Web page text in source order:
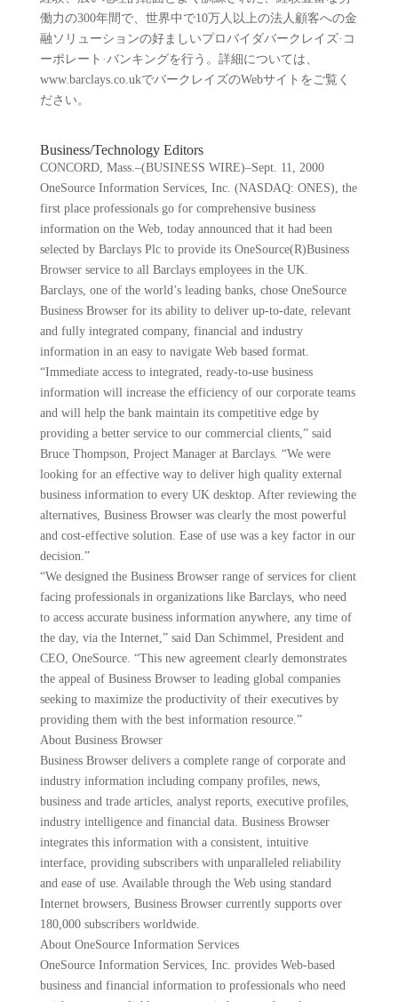
働力の300年間で、世界中で10万人以上の法人顧客への金
融ソリューションの好ましいプロバイダバークレイズ·コ
ーポレート·バンキングを行う。詳細については、
www.barclays.co.ukでバークレイズのWebサイトをご覧く
ださい。
Business/Technology Editors
CONCORD, Mass.–(BUSINESS WIRE)–Sept. 11, 2000
OneSource Information Services, Inc. (NASDAQ: ONES), the
first place professionals go for comprehensive business
information on the Web, today announced that it had been
selected by Barclays Plc to provide its OneSource(R)Business
Browser service to all Barclays employees in the UK.
Barclays, one of the world’s leading banks, chose OneSource
Business Browser for its ability to deliver up-to-date, relevant
and fully integrated company, financial and industry
information in an easy to navigate Web based format.
“Immediate access to integrated, ready-to-use business
information will increase the efficiency of our corporate teams
and will help the bank maintain its competitive edge by
providing a better service to our commercial clients,” said
Bruce Thompson, Project Manager at Barclays. “We were
looking for an effective way to deliver high quality external
business information to every UK desktop. After reviewing the
alternatives, Business Browser was clearly the most powerful
and cost-effective solution. Ease of use was a key factor in our
decision.”
“We designed the Business Browser range of services for client
facing professionals in organizations like Barclays, who need
to access accurate business information anywhere, any time of
the day, via the Internet,” said Dan Schimmel, President and
CEO, OneSource. “This new agreement clearly demonstrates
the appeal of Business Browser to leading global companies
seeking to maximize the productivity of their executives by
providing them with the best information resource.”
About Business Browser
Business Browser delivers a complete range of corporate and
industry information including company profiles, news,
business and trade articles, analyst reports, executive profiles,
industry intelligence and financial data. Business Browser
integrates this information with a consistent, intuitive
interface, providing subscribers with unparalleled reliability
and ease of use. Available through the Web using standard
Internet browsers, Business Browser currently supports over
180,000 subscribers worldwide.
About OneSource Information Services
OneSource Information Services, Inc. provides Web-based
business and financial information to professionals who need